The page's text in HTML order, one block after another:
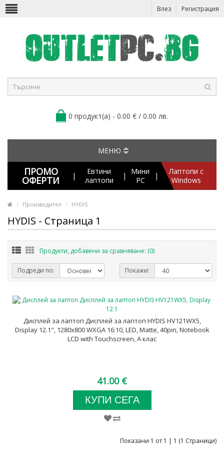
Влез Регистрация
0 продукт(а) - 0.00 € / 0.00 лв.
МЕНЮ
ПРОМО
ОФЕРТИ |
Евтини
лаптопи
|
Мини
PC
|
Лаптопи с
Windows
Производител HYDIS
HYDIS - Страница 1
Продукти, добавени за сравняване: (0)
Подреди по: Покажи:
Дисплей за лаптоп Дисплей за лаптоп HYDIS HV121WX5,
Display 12.1", 1280x800 WXGA 16:10, LED, Matte, 40pin, Notebook
LCD with Touchscreen, А клас
41.00 €
КУПИ СЕГА
Показани 1 от 1 | 1 (1 Страници)